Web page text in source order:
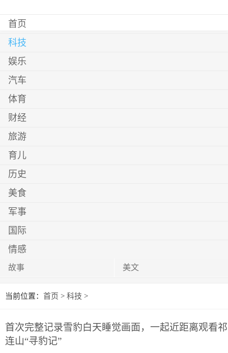
首页
科技
娱乐
汽车
体育
财经
旅游
育儿
历史
美食
军事
国际
情感
故事 美文
当前位置： 首页 > 科技 >
首次完整记录雪豹白天睡觉画面，一起近距离观看祁
连山“寻豹记”